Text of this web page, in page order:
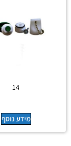
14
מידע נוסף